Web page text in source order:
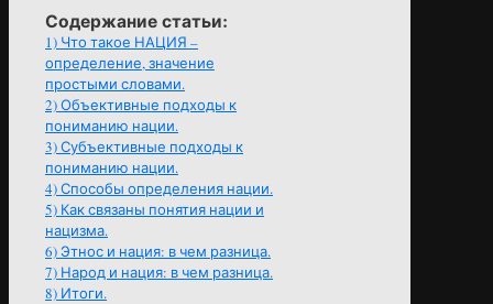
Содержание статьи:
1) Что такое НАЦИЯ –
определение, значение
простыми словами.
2)Объективные подходы к
пониманию нации.
3)Субъективные подходы к
пониманию нации.
4)Способы определения нации.
5) Как связаны понятия нации и
нацизма.
6)Этнос и нация: в чем разница.
7) Народ и нация: в чем разница.
8) Итоги.